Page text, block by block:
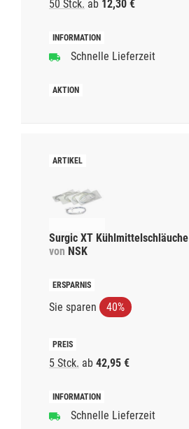
50 Stck. ab 12,30 €
Schnelle Lieferzeit
Surgic XT Kühlmittelschläuche
von NSK
Sie sparen 40%
5 Stck. ab 42,95 €
Schnelle Lieferzeit